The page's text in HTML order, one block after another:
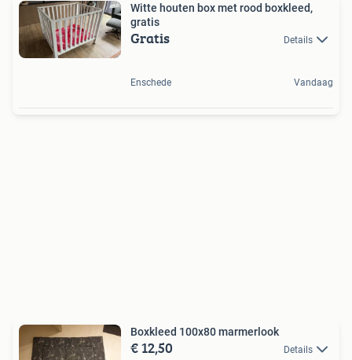
Witte houten box met rood boxkleed,
gratis
Gratis Details
Enschede Vandaag
Boxkleed 100x80 marmerlook
€ 12,50 Details